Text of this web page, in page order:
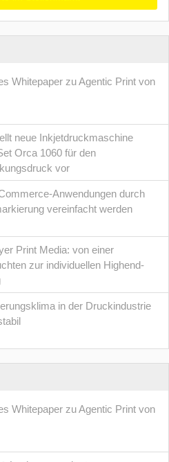
Whitepaper zu Agentic Print von
neue Inkjetdruckmaschine
Orca 1060 für den
vor
Anwendungen durch
vereinfacht werden
Print Media: von einer
zur individuellen Highend-
in der Druckindustrie
Whitepaper zu Agentic Print von